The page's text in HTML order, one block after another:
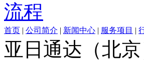
流程
首页 | 公司简介 | 新闻中心 | 服务项目 |
亚日通达（北